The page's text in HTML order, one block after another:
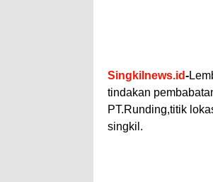
Singkilnews.id-
tindakan
PT.Runding,titik
singkil.